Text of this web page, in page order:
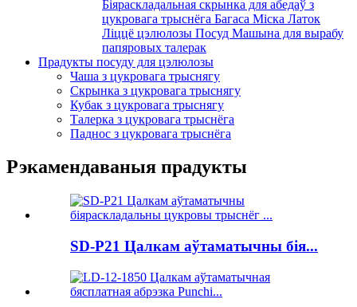
Біяраскладальная скрынка для абедаў з
цукровага трыснёга Багаса Міска Латок
Ліццё цэлюлозы Посуд Машына для вырабу
папяровых талерак
Прадукты посуду для цэлюлозы
Чаша з цукровага трыснягу
Скрынка з цукровага трыснягу
Кубак з цукровага трыснягу
Талерка з цукровага трыснёга
Паднос з цукровага трыснёга
Рэкамендаваныя прадукты
SD-P21 Цалкам аўтаматычны бія...